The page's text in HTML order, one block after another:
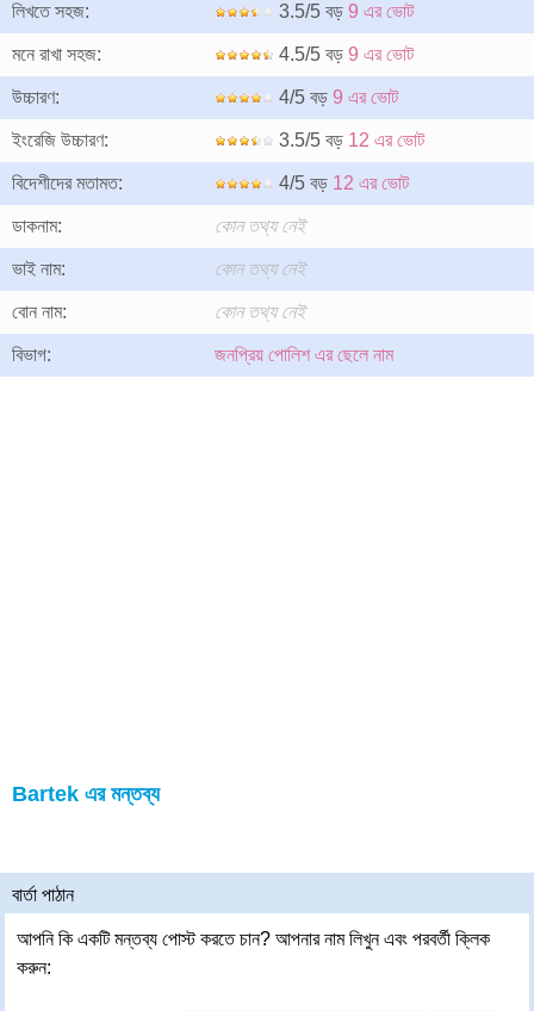
লিখতে সহজ: 3.5/5 বড় 9 এর ভোট
মনে রাখা সহজ: 4.5/5 বড় 9 এর ভোট
উচ্চারণ: 4/5 বড় 9 এর ভোট
ইংরেজি উচ্চারণ: 3.5/5 বড় 12 এর ভোট
বিদেশীদের মতামত: 4/5 বড় 12 এর ভোট
ডাকনাম: কোন তথ্য নেই
ভাই নাম: কোন তথ্য নেই
বোন নাম: কোন তথ্য নেই
বিভাগ: জনপ্রিয় পোলিশ এর ছেলে নাম
Bartek এর মন্তব্য
বার্তা পাঠান
আপনি কি একটি মন্তব্য পোস্ট করতে চান? আপনার নাম লিখুন এবং পরবর্তী ক্লিক
করুন: